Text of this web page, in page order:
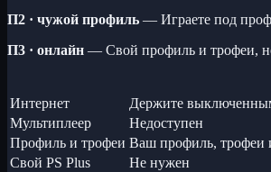
П2 · чужой профиль — Играете под
П3 · онлайн — Свой профиль и трофеи,
Интернет
Держите
Мультиплеер
Недоступен
Профиль и трофеи Ваш профиль, трофеи
Свой PS Plus
Не нужен